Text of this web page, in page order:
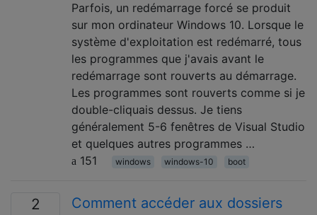
Parfois, un redémarrage forcé se produit
sur mon ordinateur Windows 10. Lorsque le
système d'exploitation est redémarré, tous
les programmes que j'avais avant le
redémarrage sont rouverts au démarrage.
Les programmes sont rouverts comme si je
double-cliquais dessus. Je tiens
généralement 5-6 fenêtres de Visual Studio
et quelques autres programmes …
151
windows windows-10 boot
2
Comment accéder aux dossiers